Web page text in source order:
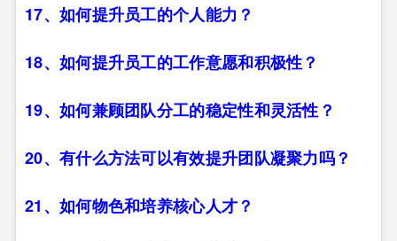
17、如何提升员工的个人能力？
18、如何提升员工的工作意愿和积极性？
19、如何兼顾团队分工的稳定性和灵活性？
20、有什么方法可以有效提升团队凝聚力吗？
21、如何物色和培养核心人才？